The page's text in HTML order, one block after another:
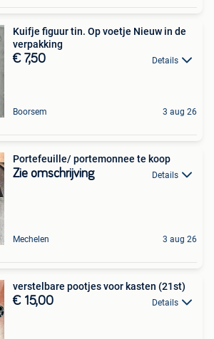
Kuifje figuur tin. Op voetje Nieuw in de
verpakking
€ 7,50 Details
Boorsem 3 aug 26
Portefeuille/ portemonnee te koop
Zie omschrijving Details
Mechelen 3 aug 26
verstelbare pootjes voor kasten (21st)
€ 15,00 Details